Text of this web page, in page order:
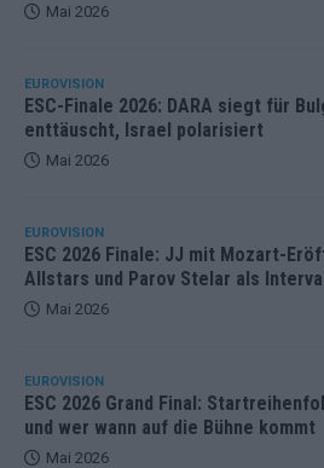
Mai 2026
EUROVISION
ESC-Finale 2026: DARA siegt für
enttäuscht, Israel polarisiert
Mai 2026
EUROVISION
ESC 2026 Finale: JJ mit Mozart-
Allstars und Parov Stelar als
Mai 2026
EUROVISION
ESC 2026 Grand Final:
und wer wann auf die Bühne kommt
Mai 2026